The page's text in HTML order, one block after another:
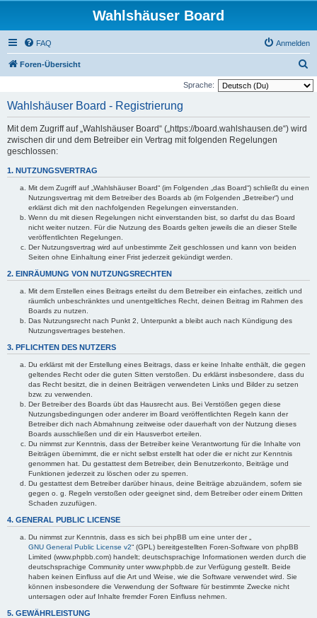
Wahlshäuser Board
FAQ Anmelden
Foren-Übersicht
u
Sprache:
Wahlshäuser Board - Registrierung
Mit dem Zugriff auf „Wahlshäuser Board“ („https://board.wahlshausen.de“) wird
zwischen dir und dem Betreiber ein Vertrag mit folgenden Regelungen
geschlossen:
1. NUTZUNGSVERTRAG
Mit dem Zugriff auf „Wahlshäuser Board“ (im Folgenden „das Board“) schließt du einen
Nutzungsvertrag mit dem Betreiber des Boards ab (im Folgenden „Betreiber“) und
erklärst dich mit den nachfolgenden Regelungen einverstanden.
Wenn du mit diesen Regelungen nicht einverstanden bist, so darfst du das Board
nicht weiter nutzen. Für die Nutzung des Boards gelten jeweils die an dieser Stelle
veröffentlichten Regelungen.
Der Nutzungsvertrag wird auf unbestimmte Zeit geschlossen und kann von beiden
Seiten ohne Einhaltung einer Frist jederzeit gekündigt werden.
2. EINRÄUMUNG VON NUTZUNGSRECHTEN
Mit dem Erstellen eines Beitrags erteilst du dem Betreiber ein einfaches, zeitlich und
räumlich unbeschränktes und unentgeltliches Recht, deinen Beitrag im Rahmen des
Boards zu nutzen.
Das Nutzungsrecht nach Punkt 2, Unterpunkt a bleibt auch nach Kündigung des
Nutzungsvertrages bestehen.
3. PFLICHTEN DES NUTZERS
Du erklärst mit der Erstellung eines Beitrags, dass er keine Inhalte enthält, die gegen
geltendes Recht oder die guten Sitten verstoßen. Du erklärst insbesondere, dass du
das Recht besitzt, die in deinen Beiträgen verwendeten Links und Bilder zu setzen
bzw. zu verwenden.
Der Betreiber des Boards übt das Hausrecht aus. Bei Verstößen gegen diese
Nutzungsbedingungen oder anderer im Board veröffentlichten Regeln kann der
Betreiber dich nach Abmahnung zeitweise oder dauerhaft von der Nutzung dieses
Boards ausschließen und dir ein Hausverbot erteilen.
Du nimmst zur Kenntnis, dass der Betreiber keine Verantwortung für die Inhalte von
Beiträgen übernimmt, die er nicht selbst erstellt hat oder die er nicht zur Kenntnis
genommen hat. Du gestattest dem Betreiber, dein Benutzerkonto, Beiträge und
Funktionen jederzeit zu löschen oder zu sperren.
Du gestattest dem Betreiber darüber hinaus, deine Beiträge abzuändern, sofern sie
gegen o. g. Regeln verstoßen oder geeignet sind, dem Betreiber oder einem Dritten
Schaden zuzufügen.
4. GENERAL PUBLIC LICENSE
Du nimmst zur Kenntnis, dass es sich bei phpBB um eine unter der „
GNU General Public License v2“ (GPL) bereitgestellten Foren-Software von phpBB
Limited (www.phpbb.com) handelt; deutschsprachige Informationen werden durch die
deutschsprachige Community unter www.phpbb.de zur Verfügung gestellt. Beide
haben keinen Einfluss auf die Art und Weise, wie die Software verwendet wird. Sie
können insbesondere die Verwendung der Software für bestimmte Zwecke nicht
untersagen oder auf Inhalte fremder Foren Einfluss nehmen.
5. GEWÄHRLEISTUNG